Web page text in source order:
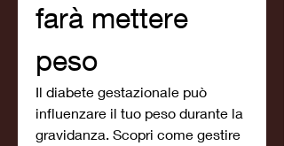
farà mettere
peso
Il diabete gestazionale può
influenzare il tuo peso durante la
gravidanza. Scopri come gestire